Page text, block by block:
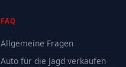
FAQ
Allgemeine Fragen
Auto für die Jagd verkaufen